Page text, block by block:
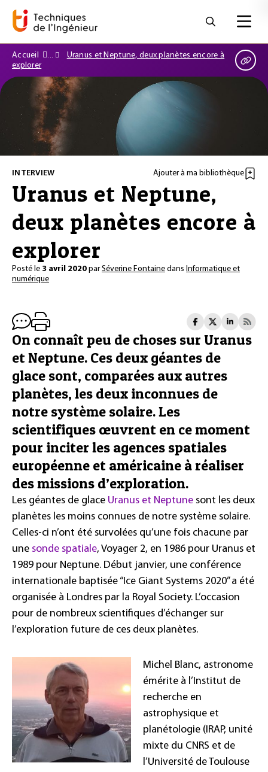
Accueil
Uranus et Neptune, deux planètes encore à
explorer
INTERVIEW Ajouter à ma bibliothèque
Uranus et Neptune,
deux planètes encore à
explorer
Posté le 3 avril 2020 parSéverine Fontaine dans Informatique et
numérique
On connaît peu de choses sur Uranus
et Neptune. Ces deux géantes de
glace sont, comparées aux autres
planètes, les deux inconnues de
notre système solaire. Les
scientifiques œuvrent en ce moment
pour inciter les agences spatiales
européenne et américaine à réaliser
des missions d’exploration.
Les géantes de glace Uranus et Neptune sont les deux
planètes les moins connues de notre système solaire.
Celles-ci n’ont été survolées qu’une fois chacune par
une sonde spatiale, Voyager 2, en 1986 pour Uranus et
1989 pour Neptune. Début janvier, une conférence
internationale baptisée “Ice Giant Systems 2020” a été
organisée à Londres par la Royal Society. L’occasion
pour de nombreux scientifiques d’échanger sur
l’exploration future de ces deux planètes.
Michel Blanc, astronome
émérite à l’Institut de
recherche en
astrophysique et
planétologie (IRAP, unité
mixte du CNRS et de
l’Université de Toulouse